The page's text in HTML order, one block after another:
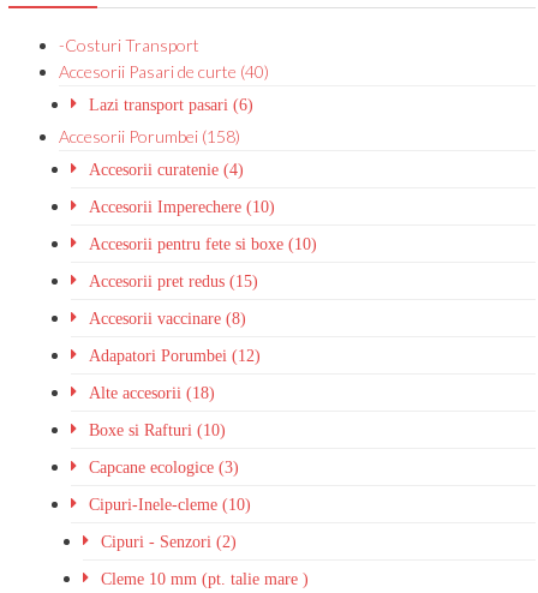
-Costuri Transport
Accesorii Pasari de curte (40)
Lazi transport pasari (6)
Accesorii Porumbei (158)
Accesorii curatenie (4)
Accesorii Imperechere (10)
Accesorii pentru fete si boxe (10)
Accesorii pret redus (15)
Accesorii vaccinare (8)
Adapatori Porumbei (12)
Alte accesorii (18)
Boxe si Rafturi (10)
Capcane ecologice (3)
Cipuri-Inele-cleme (10)
Cipuri - Senzori (2)
Cleme 10 mm (pt. talie mare )